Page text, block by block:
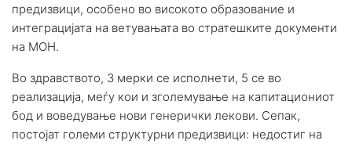
предизвици, особено во високото образование и
интеграцијата на ветувањата во стратешките документи
на МОН.
Во здравството, 3 мерки се исполнети, 5 се во
реализација, меѓу кои и зголемување на капитациониот
бод и воведување нови генерички лекови. Сепак,
постојат големи структурни предизвици: недостиг на